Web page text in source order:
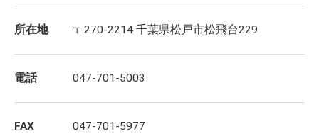
所在地 〒270-2214 千葉県松戸市松飛台229
電話 047-701-5003
FAX 047-701-5977